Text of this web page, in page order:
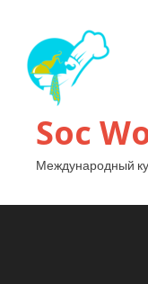
Soc
Международный